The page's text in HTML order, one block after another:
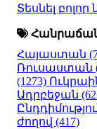
Տեսնել բոլոր
Հայաստան
Ռուսաստան
(1273)
Ադրբեջան
ժողով (417)